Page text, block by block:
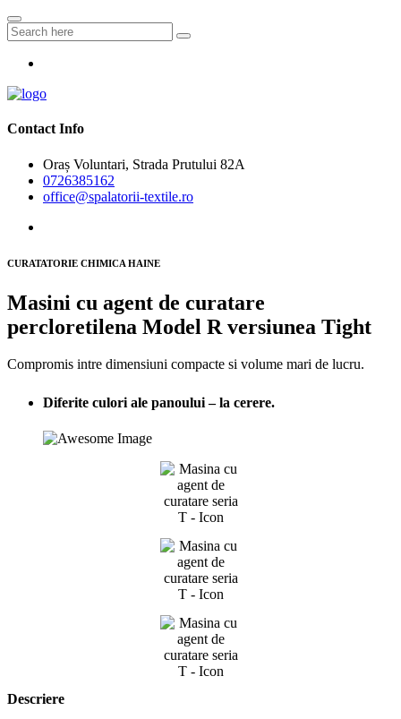
Contact Info
Oraș Voluntari, Strada Prutului 82A
0726385162
office@spalatorii-textile.ro
CURATATORIE CHIMICA HAINE
Masini cu agent de curatare
percloretilena Model R versiunea Tight
Compromis intre dimensiuni compacte si volume mari de lucru.
Diferite culori ale panoului – la cerere.
Descriere